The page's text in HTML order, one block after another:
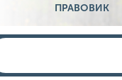
ПРАВОВИК